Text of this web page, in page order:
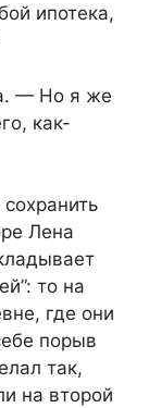
ипотека,
— Но я же
как-
Лена
то на
где они
порыв
так,
на второй